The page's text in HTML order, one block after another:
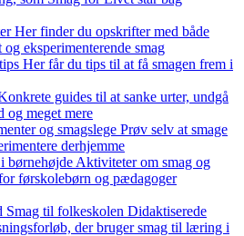
Her finder du opskrifter med både
og eksperimenterende smag
Her får du tips til at få smagen frem i
guides til at sanke urter, undgå
og meget mere
og smagslege Prøv selv at smage
derhjemme
børnehøjde Aktiviteter om smag og
førskolebørn og pædagoger
Smag til folkeskolen Didaktiserede
der bruger smag til læring i